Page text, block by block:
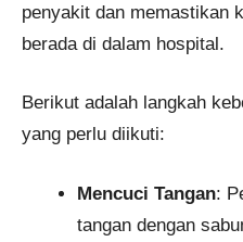
penyakit dan memastikan
berada di dalam hospital.
Berikut adalah langkah
yang perlu diikuti:
Mencuci Tangan:
tangan dengan